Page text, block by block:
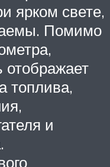
ярком свете,
Помимо
отображает
топлива,
и